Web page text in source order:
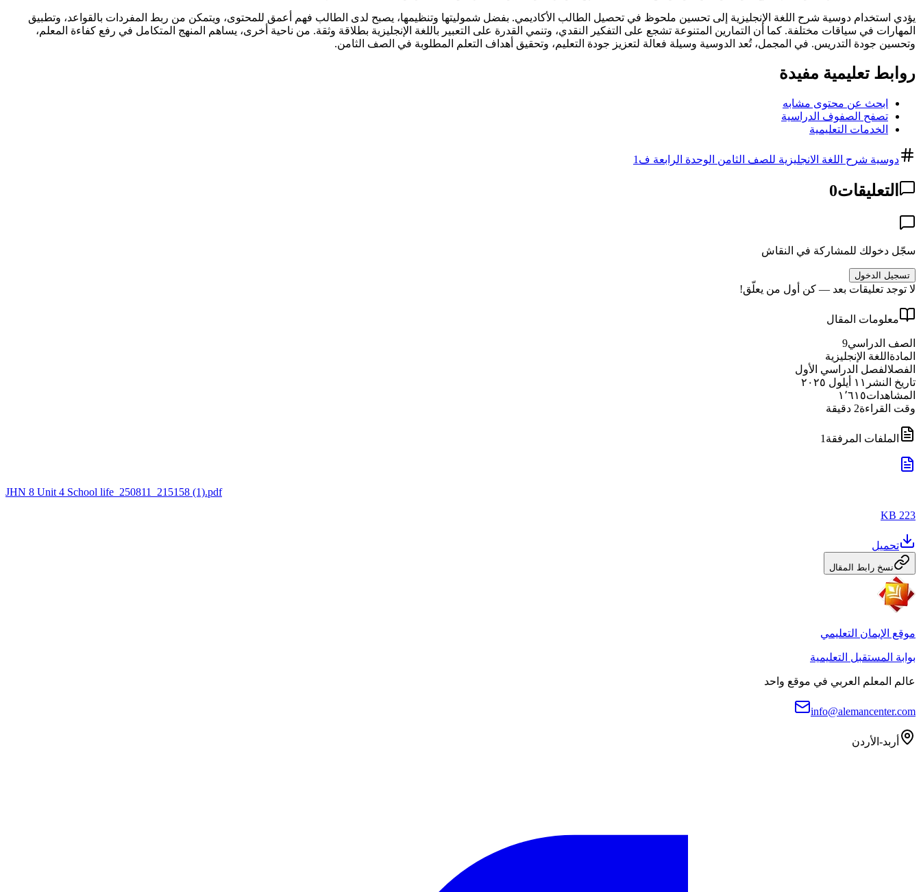
يؤدي استخدام دوسية شرح اللغة الإنجليزية إلى تحسين ملحوظ في تحصيل الطالب الأكاديمي. بفضل شموليتها وتنظيمها، يصبح لدى الطالب فهم أعمق للمحتوى، ويتمكن من ربط المفردات بالقواعد، وتطبيق
المهارات في سياقات مختلفة. كما أن التمارين المتنوعة تشجع على التفكير النقدي، وتنمي القدرة على التعبير باللغة الإنجليزية بطلاقة وثقة. من ناحية أخرى، يساهم المنهج المتكامل في رفع كفاءة المعلم،
وتحسين جودة التدريس. في المجمل، تُعد الدوسية وسيلة فعالة لتعزيز جودة التعليم، وتحقيق أهداف التعلم المطلوبة في الصف الثامن.
روابط تعليمية مفيدة
ابحث عن محتوى مشابه
تصفح الصفوف الدراسية
الخدمات التعليمية
دوسية شرح اللغة الانجليزية للصف الثامن الوحدة الرابعة ف1
التعليقات0
سجّل دخولك للمشاركة في النقاش
تسجيل الدخول
لا توجد تعليقات بعد — كن أول من يعلّق!
معلومات المقال
الصف الدراسي9
المادة اللغة الإنجليزية
الفصلالفصل الدراسي الأول
تاريخ النشر ١١ أيلول ٢٠٢٥
المشاهدات١٬٦١٥
وقت القراءة2 دقيقة
الملفات المرفقة 1
JHN 8 Unit 4 School life_250811_215158 (1).pdf
223 KB
تحميل
نسخ رابط المقال
موقع الإيمان التعليمي
بوابة المستقبل التعليمية
عالم المعلم العربي في موقع واحد
info@alemancenter.com
أربد-الأردن